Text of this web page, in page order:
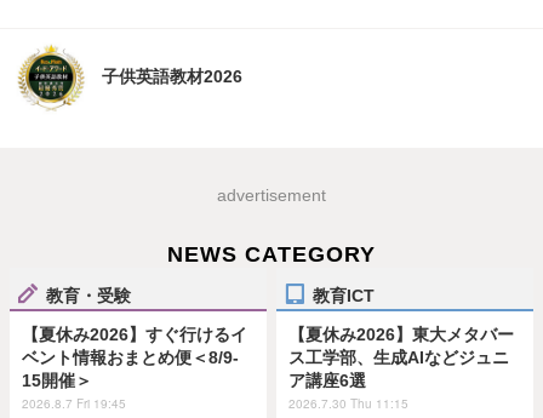
子供英語教材2026
advertisement
NEWS CATEGORY
教育・受験
【夏休み2026】すぐ行けるイ
ベント情報おまとめ便＜8/9-
15開催＞
2026.8.7 Fri 19:45
教育ICT
【夏休み2026】東大メタバー
ス工学部、生成AIなどジュニ
ア講座6選
2026.7.30 Thu 11:15